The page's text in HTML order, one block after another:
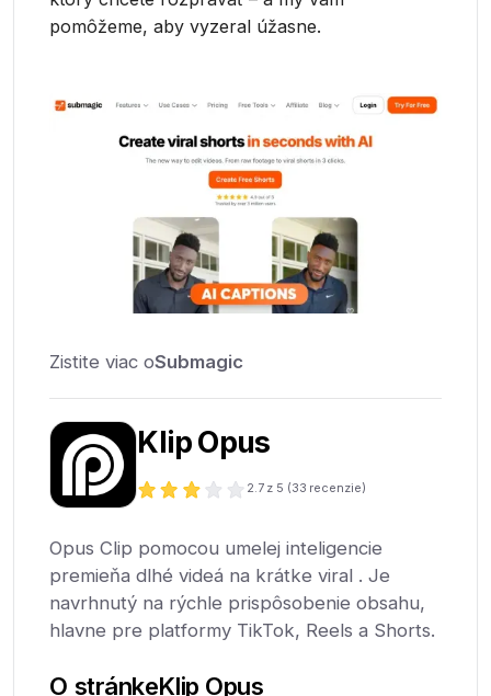
pomôžeme, aby vyzeral úžasne.
Zistite viac oSubmagic
Klip Opus
2.7 z 5 (33 recenzie)
Opus Clip pomocou umelej inteligencie
premieňa dlhé videá na krátke viral . Je
navrhnutý na rýchle prispôsobenie obsahu,
hlavne pre platformy TikTok, Reels a Shorts.
O stránkeKlip Opus